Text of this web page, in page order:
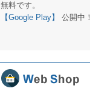
無料です。
【Google Play】
公開中！